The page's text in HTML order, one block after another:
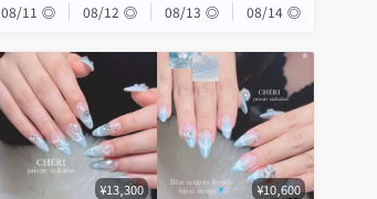
08/11 ◎ 08/12 ◎ 08/13 ◎ 08/14 ◎
¥13,300 ¥10,600